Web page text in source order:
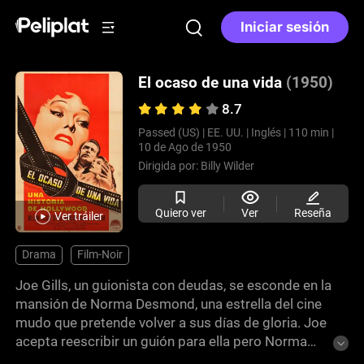
Iniciar sesión
Ver tráiler
El ocaso de una vida (1950)
8.7
Passed (US) | EE. UU. | Inglés | 110 min |
10 de Ago de 1950
Dirigida por: Billy Wilder
Quiero ver Ver Reseña
Drama Film-Noir
Joe Gills, un guionista con deudas, se esconde en la
mansión de Norma Desmond, una estrella del cine
mudo que pretende volver a sus días de gloria. Joe
acepta reescribir un guión para ella pero Norma